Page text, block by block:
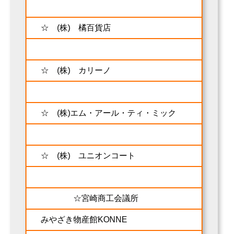
☆ (株) 橘百貨店
☆ (株) カリーノ
☆ (株)エム・アール・ティ・ミック
☆ (株) ユニオンコート
☆宮崎商工会議所
みやざき物産館KONNE